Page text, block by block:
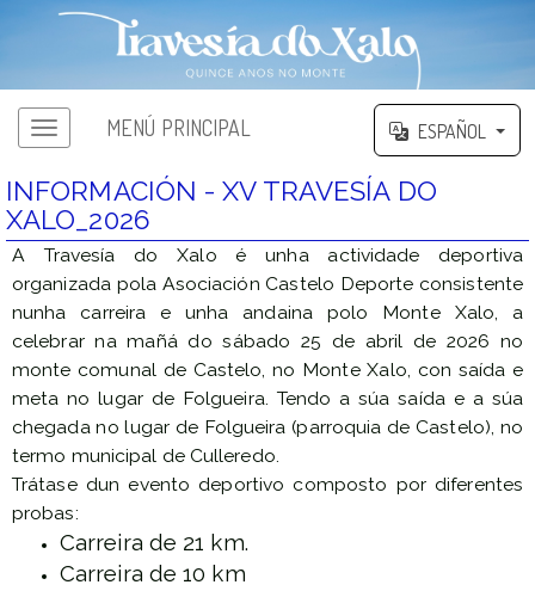
Menú principalMENÚ PRINCIPAL ESPAÑOL
INFORMACIÓN - XV TRAVESÍA DO
XALO_2026
A Travesía do Xalo é unha actividade deportiva
organizada pola Asociación Castelo Deporte consistente
nunha carreira e unha andaina polo Monte Xalo, a
celebrar na mañá do sábado 25 de abril de 2026 no
monte comunal de Castelo, no Monte Xalo, con saída e
meta no lugar de Folgueira. Tendo a súa saída e a súa
chegada no lugar de Folgueira (parroquia de Castelo), no
termo municipal de Culleredo.
Trátase dun evento deportivo composto por diferentes
probas:
Carreira de 21 km.
Carreira de 10 km